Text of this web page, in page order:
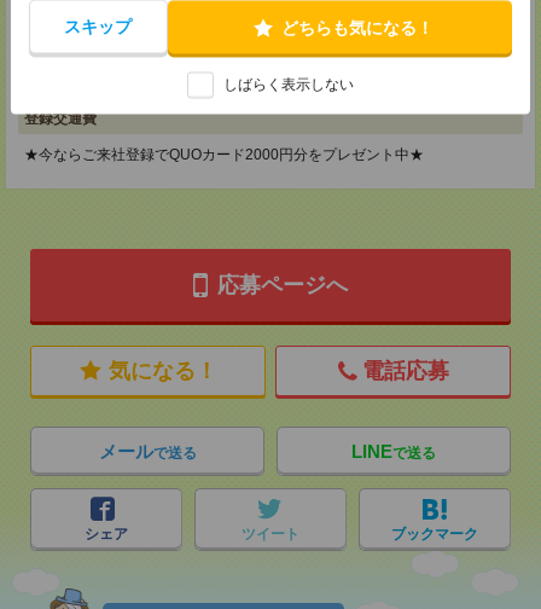
スキップ どちらも気になる！
しばらく表示しない
神奈川県横浜市保土ケ谷区神戸町134 横浜ビジネスパークサウスタワー
2F B区画
登録交通費
★今ならご来社登録でQUOカード2000円分をプレゼント中★
応募ページへ
気になる！ 電話応募
メールで送る LINEで送る
シェア ツイート ブックマーク